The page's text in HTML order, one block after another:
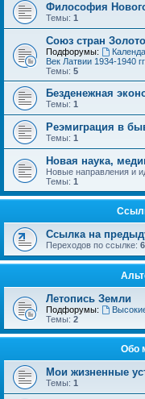
Философия
Темы: 1
Cоюз стран
Подфорумы:
Век Латвии 1934-1940 гг.
Темы: 5
Безденежная
Темы: 1
Реэмиграция в
Темы: 1
Новая наука,
Новые направления и
Темы: 1
Ссылка на
Переходов по ссылке:
Летопись Земли
Подфорумы:
Темы: 2
Обо
Мои жизненные
Темы: 1